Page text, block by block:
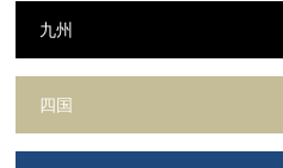
九州
四国